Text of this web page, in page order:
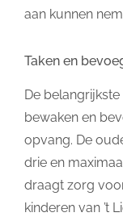
aan kunnen
Taken en
De
bewaken en
opvang. De
drie en
draagt zorg
kinderen van ’t